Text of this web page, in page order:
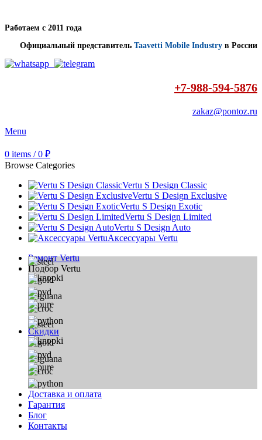
Работаем с 2011 года
Официальный представитель Taavetti Mobile Industry в России
+7-988-594-5876
zakaz@pontoz.ru
Menu
0 items / 0 ₽
Browse Categories
Vertu S Design Classic
Vertu S Design Exclusive
Vertu S Design Exotic
Vertu S Design Limited
Vertu S Design Auto
Аксессуары Vertu
Ремонт Vertu
Подбор Vertu
Скидки
Доставка и оплата
Гарантия
Блог
Контакты